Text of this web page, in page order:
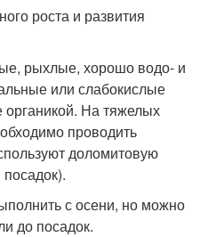
роста и развития
рыхлые, хорошо водо- и
или слабокислые
На тяжелых
проводить
доломитовую
с осени, но можно
до посадок.